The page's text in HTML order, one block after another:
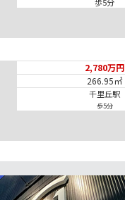
歩5分
2,780万円
266.95㎡
千里丘駅
歩5分
97.44㎡
蛍池駅